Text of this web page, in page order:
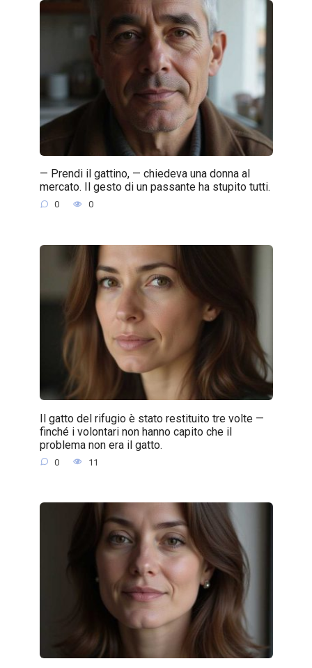
— Prendi il gattino, — chiedeva una donna al
mercato. Il gesto di un passante ha stupito tutti.
0 0
Il gatto del rifugio è stato restituito tre volte —
finché i volontari non hanno capito che il
problema non era il gatto.
0 11